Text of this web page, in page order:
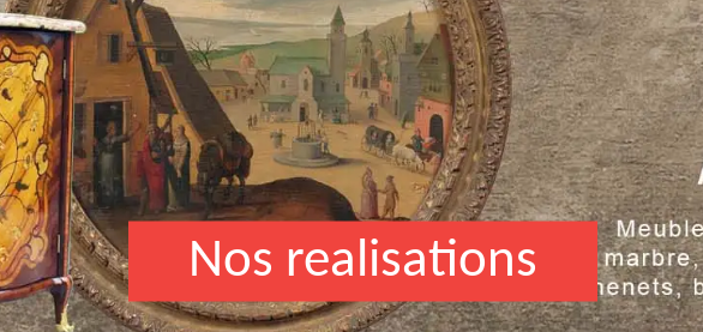
Nos realisations